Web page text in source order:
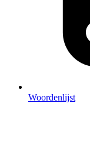
Woordenlijst